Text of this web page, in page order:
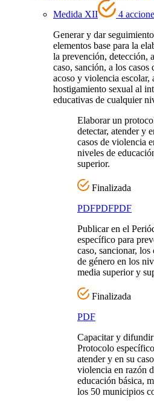
Medida XII
4
Generar y dar
elementos base para la
la prevención, detección,
caso, sanción, a los
acoso y violencia escolar,
hostigamiento sexual al
educativas de cualquier
Elaborar un
detectar, atender y
casos de violencia
niveles de
superior.
Finalizada
PDFPDFPDF
Publicar en el
específico para
caso, sancionar,
de género en los
media superior y
Finalizada
PDF
Capacitar y
Protocolo
atender y en su
violencia en razón
educación básica,
los 50 municipios